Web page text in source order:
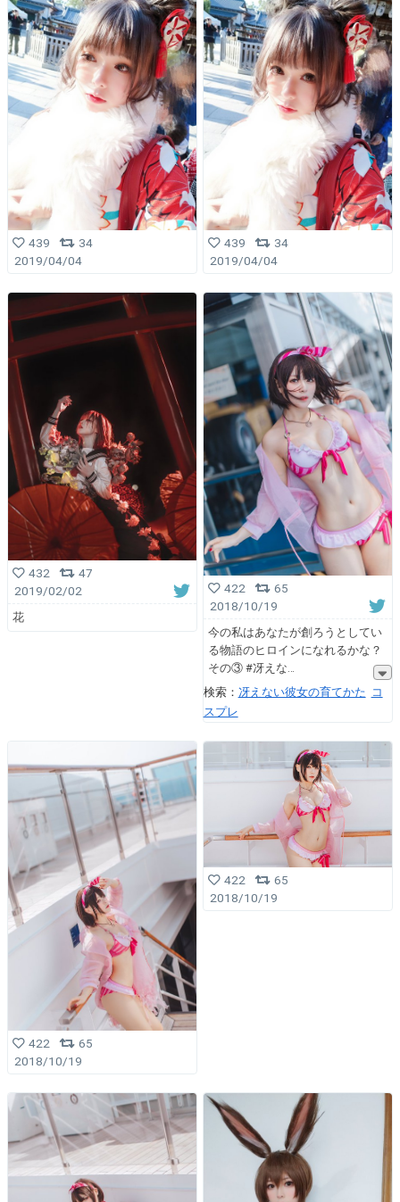
439
34
2019/04/04
439
34
2019/04/04
432
47
2019/02/02
花
422
65
2018/10/19
今の私はあなたが創ろうとしてい
る物語のヒロインになれるかな？
その③ #冴えな
検索： 冴えない彼女の育てかた コ
スプレ
422
65
2018/10/19
422
65
2018/10/19